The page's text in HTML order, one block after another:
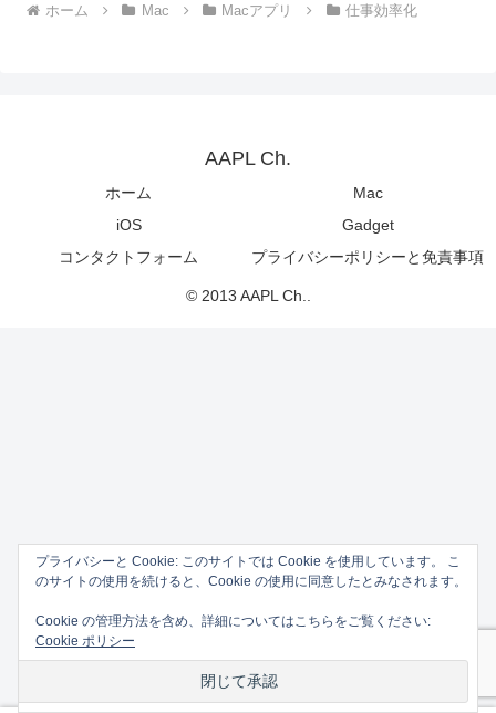
ホーム Mac Macアプリ 仕事効率化
AAPL Ch.
ホーム
Mac
iOS
Gadget
コンタクトフォーム
プライバシーポリシーと免責事項
© 2013 AAPL Ch..
プライバシーと Cookie: このサイトでは Cookie を使用しています。 こ
のサイトの使用を続けると、Cookie の使用に同意したとみなされます。
Cookie の管理方法を含め、詳細についてはこちらをご覧ください:
Cookie ポリシー